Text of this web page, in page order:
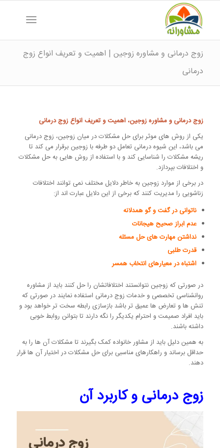
زوج درمانی و مشاوره زوجین | اهمیت و تعریف انواع زوج
درمانی
زوج درمانی و مشاوره زوجین، اهمیت و تعریف انواع زوج درمانی
یکی از روش های موثر برای حل مشکلات در میان زوجین، زوج درمانی
می باشد، این شیوه درمانی تعامل دو طرفه با زوجین برقرار می کند تا
ریشه مشکلات را شناسایی کند و با استفاده از روش هایی به حل مشکلات
و اختلافات بپردازد.
در برخی از موارد زوجین به خاطر دلایل مختلف نمی توانند اختلافات
زناشویی را مدیریت کنند که برخی از این دلایل عبارت اند از:
ناتوانی در گفت و گو همدلانه
عدم ابراز صحیح هیجانات
نداشتن مهارت های حل مسئله
قدرت طلبی
اشتباه در معیارهای انتخاب همسر
در صورتی که زوجین نتوانستند اختلافاتشان را حل کنند باید از مشاوره
روانشناسی تخصصی و خدمات زوج درمانی استفاده نمایند در صورتی که
تنش ها و تعارض ها عمیق تر باشد بازسازی رابطه سخت تر خواهد بود و
باید افراد صمیمت و احترام یکدیگر را نگه دارند تا بتوانن روابط خوبی
داشته باشند.
به همین دلیل باید از مشاور خانواده کمک بگیرند تا مشکلات آن ها را به
حداقل برساند و راهکارهای مناسبی برای حل مشکلات در اختیار آن ها قرار
دهند.
زوج درمانی و کاربرد آن